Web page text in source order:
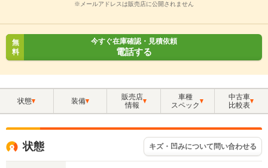
※メールアドレスは販売店に公開されません
無
料
今すぐ在庫確認・見積依頼
電話する
状態 装備
販売店
情報
車種
スペック
中古車
比較表
状態 キズ・凹みについて問い合わせる